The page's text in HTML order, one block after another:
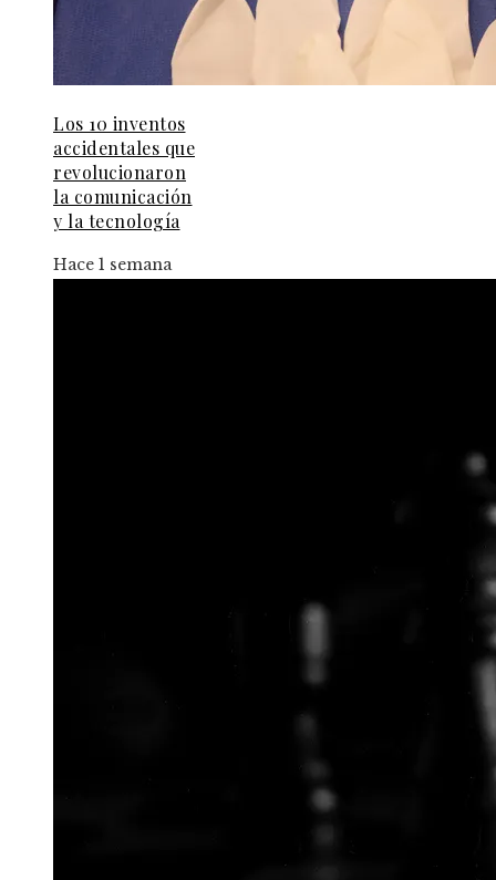
Los 10 inventos
accidentales que
revolucionaron
la comunicación
y la tecnología
Hace 1 semana